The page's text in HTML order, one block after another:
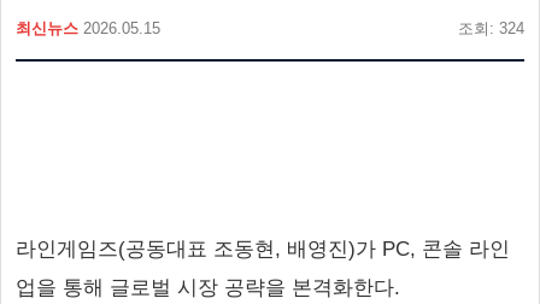
최신뉴스 2026.05.15 조회: 324
라인게임즈(공동대표 조동현, 배영진)가 PC, 콘솔 라인
업을 통해 글로벌 시장 공략을 본격화한다.